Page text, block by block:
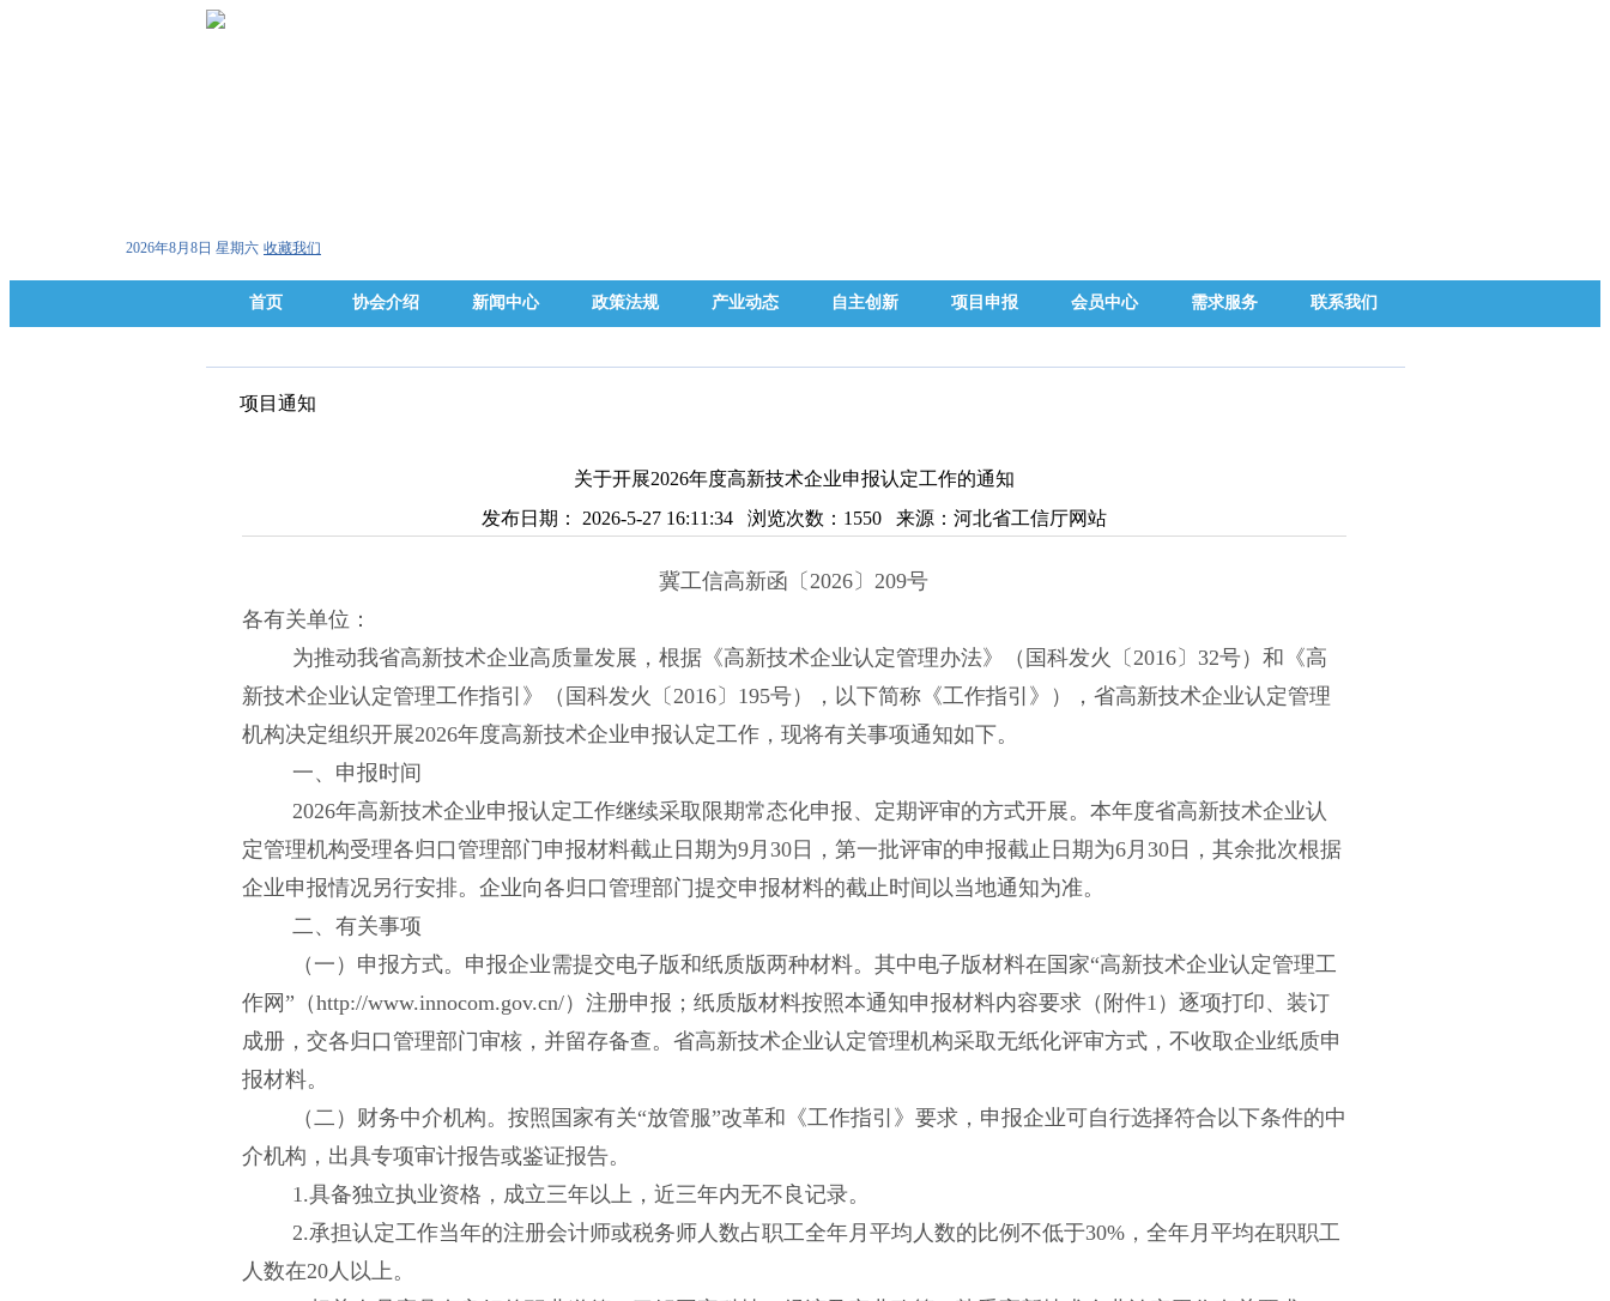
2026年8月8日 星期六 收藏我们
首页 协会介绍 新闻中心 政策法规 产业动态 自主创新 项目申报 会员中心 需求服务 联系我们
项目通知
关于开展2026年度高新技术企业申报认定工作的通知
发布日期： 2026-5-27 16:11:34 浏览次数： 1550来源：河北省工信厅网站
冀工信高新函〔 2026〕209号
各有关单位：
为推动我省高新技术企业高质量发展，根据《高新技术企业认定管理办法》（国科发火〔 2016〕32号）和《高
新技术企业认定管理工作指引》（国科发火〔2016〕195号），以下简称《工作指引》），省高新技术企业认定管理
机构决定组织开展2026年度高新技术企业申报认定工作，现将有关事项通知如下。
一、申报时间
2026年高新技术企业申报认定工作继续采取限期常态化申报、定期评审的方式开展。本年度省高新技术企业认
定管理机构受理各归口管理部门申报材料截止日期为9月30日，第一批评审的申报截止日期为6月30日，其余批次根据
企业申报情况另行安排。企业向各归口管理部门提交申报材料的截止时间以当地通知为准。
二、有关事项
（一）申报方式。申报企业需提交电子版和纸质版两种材料。其中电子版材料在国家“高新技术企业认定管理工
作网”（http://www.innocom.gov.cn/）注册申报；纸质版材料按照本通知申报材料内容要求（附件1）逐项打印、装订
成册，交各归口管理部门审核，并留存备查。省高新技术企业认定管理机构采取无纸化评审方式，不收取企业纸质申
报材料。
（二）财务中介机构。按照国家有关“放管服”改革和《工作指引》要求，申报企业可自行选择符合以下条件的中
介机构，出具专项审计报告或鉴证报告。
1.具备独立执业资格，成立三年以上，近三年内无不良记录。
2.承担认定工作当年的注册会计师或税务师人数占职工全年月平均人数的比例不低于30%，全年月平均在职职工
人数在20人以上。